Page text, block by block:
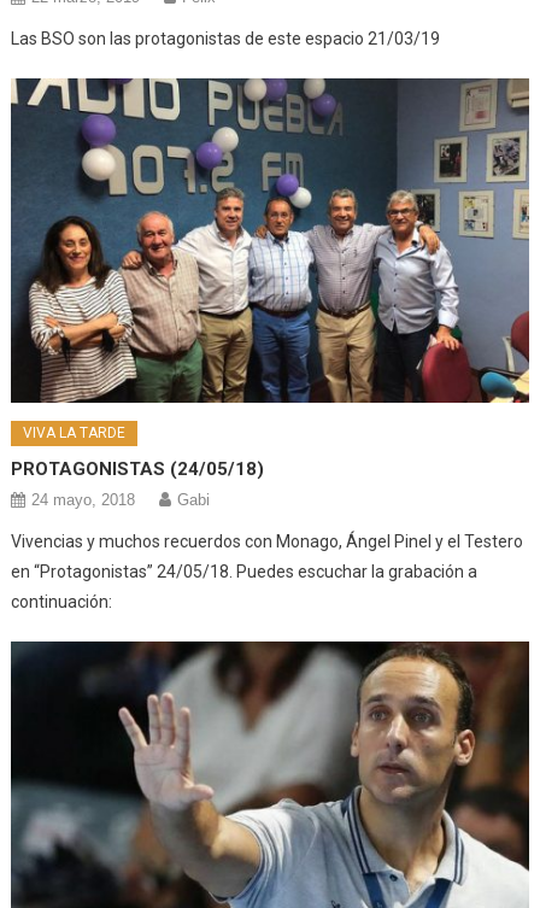
Las BSO son las protagonistas de este espacio 21/03/19
VIVA LA TARDE
PROTAGONISTAS (24/05/18)
24 mayo, 2018 Gabi
Vivencias y muchos recuerdos con Monago, Ángel Pinel y el Testero
en “Protagonistas” 24/05/18. Puedes escuchar la grabación a
continuación: